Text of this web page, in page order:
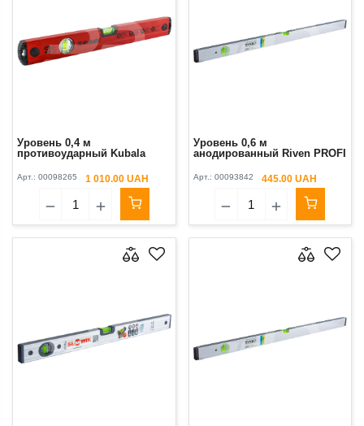
Уровень 0,4 м
противоударный Kubala
Арт.: 00098265 1 010.00 UAH
Уровень 0,6 м
анодированный Riven PROFI
Арт.: 00093842 445.00 UAH